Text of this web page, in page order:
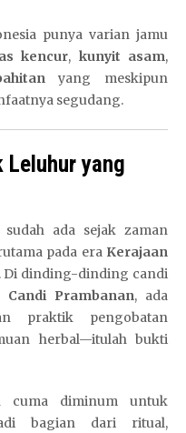
punya varian jamu
kencur, kunyit asam,
yang meskipun
segudang.
yang
ada sejak zaman
pada era Kerajaan
. Di dinding-dinding candi
Candi Prambanan, ada
praktik pengobatan
herbal—itulah bukti
cuma diminum untuk
bagian dari ritual,